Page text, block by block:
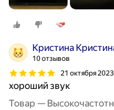
Кристина
10 отзывов
21 октября 2023
хороший звук
Товар —